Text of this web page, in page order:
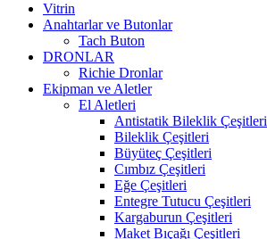
Vitrin
Anahtarlar ve Butonlar
Tach Buton
DRONLAR
Richie Dronlar
Ekipman ve Aletler
El Aletleri
Antistatik Bileklik Çeşitleri
Bileklik Çeşitleri
Büyüteç Çeşitleri
Cımbız Çeşitleri
Eğe Çeşitleri
Entegre Tutucu Çeşitleri
Kargaburun Çeşitleri
Maket Bıçağı Çeşitleri